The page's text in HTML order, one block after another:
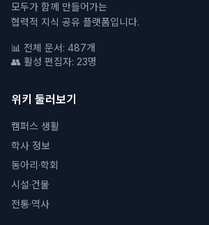
모두가 함께 만들어가는
협력적 지식 공유 플랫폼입니다.
📊 전체 문서: 487개
👥 활성 편집자: 23명
위키 둘러보기
캠퍼스 생활
학사 정보
동아리·학회
시설·건물
전통·역사